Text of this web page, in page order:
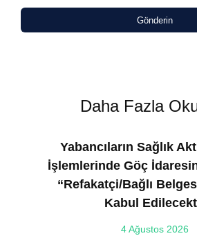
Gönderin
Daha Fazla
Yabancıların Sağlık
İşlemlerinde Göç
“Refakatçi/Bağlı
Kabul
4 Ağustos 2026